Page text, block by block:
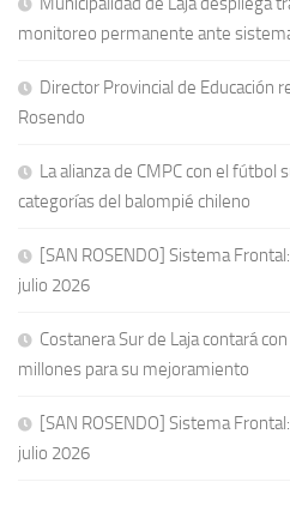
monitoreo permanente ante
Director Provincial de Educación
Rosendo
La alianza de CMPC con el fútbol
categorías del balompié chileno
[SAN ROSENDO] Sistema
julio 2026
Costanera Sur de Laja contará
millones para su mejoramiento
[SAN ROSENDO] Sistema
julio 2026